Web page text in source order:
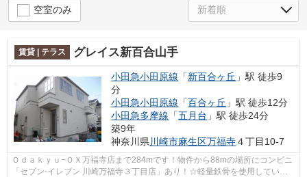
空室のみ
賃貸 | テラス グレイス新百合山手
小田急小田原線 「新百合ヶ丘 」駅 徒歩9
分
小田急小田原線 「百合ヶ丘 」駅 徒歩12分
小田急多摩線 「五月台 」駅 徒歩24分
築9年
神奈川県 川崎市麻生区万福寺４丁目10-7
Ｏｄａｋｙｕ−ＯＸ万福寺店まで284mです！物件から88mの場所にコンビニ
「セブン‐イレブン 川崎万福寺３丁目店」あり！☆軽量鉄骨を使用している